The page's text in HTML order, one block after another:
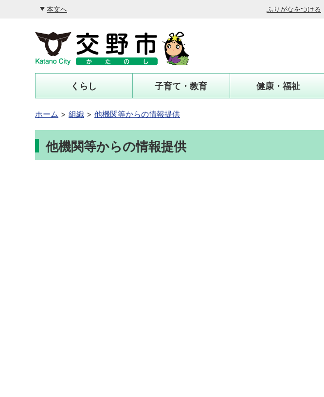
本文へ ふりがなをつける
くらし 子育て・教育 健康・福祉
ホーム 組織 他機関等からの情報提供
他機関等からの情報提供